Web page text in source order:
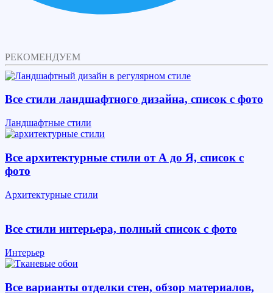
РЕКОМЕНДУЕМ
Все стили ландшафтного дизайна, список с фото
Ландшафтные стили
Все архитектурные стили от А до Я, список с
фото
Архитектурные стили
Все стили интерьера, полный список с фото
Интерьер
Все варианты отделки стен, обзор материалов,